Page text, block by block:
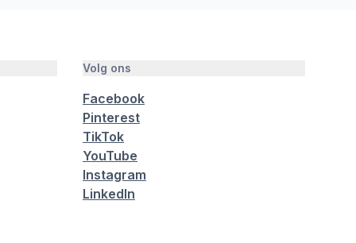
Volg ons
Facebook
Pinterest
TikTok
YouTube
Instagram
LinkedIn